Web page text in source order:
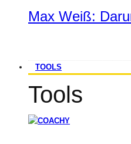
Max Weiß:
TOOLS
Tools